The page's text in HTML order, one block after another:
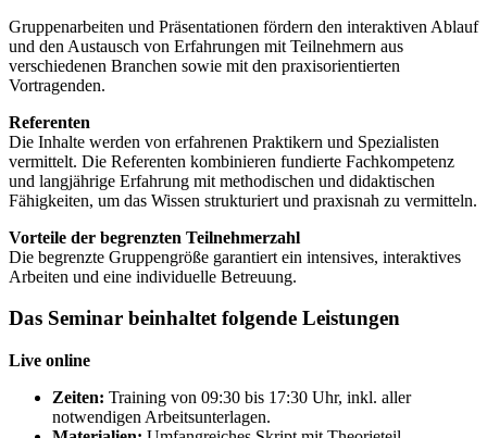
Gruppenarbeiten und Präsentationen fördern den interaktiven Ablauf
und den Austausch von Erfahrungen mit Teilnehmern aus
verschiedenen Branchen sowie mit den praxisorientierten
Vortragenden.
Referenten
Die Inhalte werden von erfahrenen Praktikern und Spezialisten
vermittelt. Die Referenten kombinieren fundierte Fachkompetenz
und langjährige Erfahrung mit methodischen und didaktischen
Fähigkeiten, um das Wissen strukturiert und praxisnah zu vermitteln.
Vorteile der begrenzten Teilnehmerzahl
Die begrenzte Gruppengröße garantiert ein intensives, interaktives
Arbeiten und eine individuelle Betreuung.
Das Seminar beinhaltet folgende Leistungen
Live online
Zeiten: Training von 09:30 bis 17:30 Uhr, inkl. aller
notwendigen Arbeitsunterlagen.